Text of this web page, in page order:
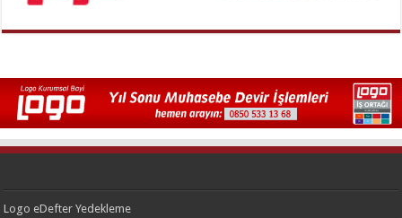
Logo eDefter Yedekleme